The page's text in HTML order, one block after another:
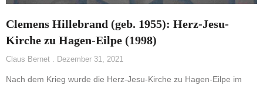
Clemens Hillebrand (geb. 1955): Herz-Jesu-
Kirche zu Hagen-Eilpe (1998)
Claus Bernet Dezember 31, 2021
Nach dem Krieg wurde die Herz-Jesu-Kirche zu Hagen-Eilpe im